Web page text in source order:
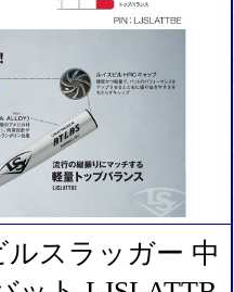
ルスラッガー 中